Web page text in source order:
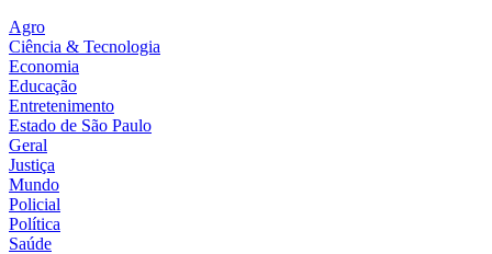
Agro
Ciência & Tecnologia
Economia
Educação
Entretenimento
Estado de São Paulo
Geral
Justiça
Mundo
Policial
Política
Saúde